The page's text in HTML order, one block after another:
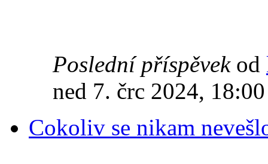
Poslední příspěvekod
ned 7. črc 2024, 18:00
Cokoliv se nikam